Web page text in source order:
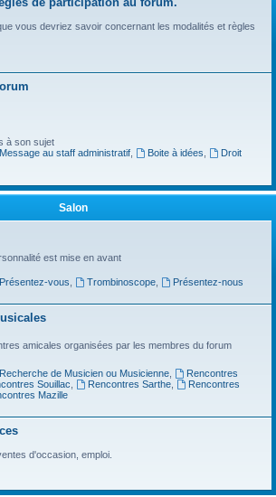
vous devriez savoir concernant les modalités et règles
à son sujet
Message au staff administratif, Boite à idées
Droit
Salon
est mise en avant
Présentez-vous Trombinoscope,
Présentez-nous
amicales organisées par les membres du forum
Recherche de Musicien ou Musicienne,
Rencontres
Souillac Rencontres Sarthe,
Rencontres
Mazille
d'occasion, emploi.